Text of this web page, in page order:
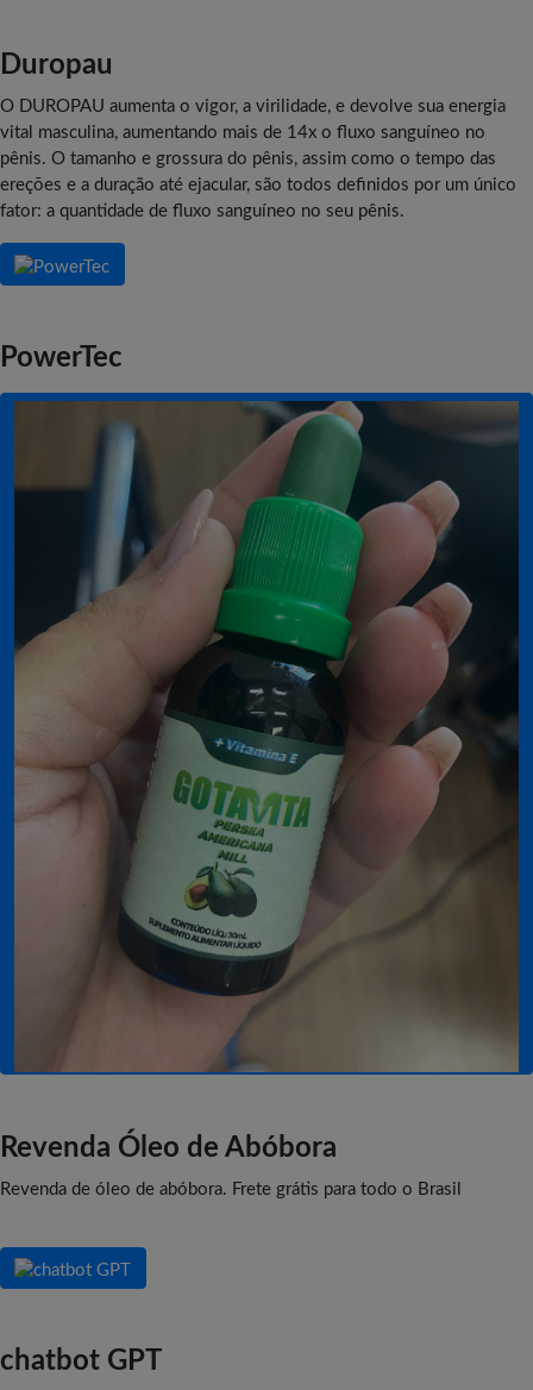
Duropau
O DUROPAU aumenta o vigor, a virilidade, e devolve sua energia
vital masculina, aumentando mais de 14x o fluxo sanguíneo no
pênis. O tamanho e grossura do pênis, assim como o tempo das
ereções e a duração até ejacular, são todos definidos por um único
fator: a quantidade de fluxo sanguíneo no seu pênis.
PowerTec
Revenda Óleo de Abóbora
Revenda de óleo de abóbora. Frete grátis para todo o Brasil
chatbot GPT